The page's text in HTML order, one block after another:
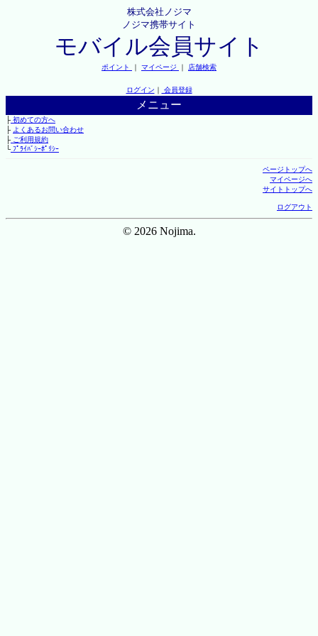
株式会社ノジマ
ノジマ携帯サイト
モバイル会員サイト
ポイント ｜ マイページ ｜ 店舗検索
ログイン ｜ 会員登録
メニュー
├初めての方へ
├ よくあるお問い合わせ
├ご利用規約
└ﾌﾟﾗｲﾊﾞｼｰﾎﾟﾘｼｰ
ページトップへ
マイページへ
サイトトップへ
ログアウト
© 2026 Nojima.